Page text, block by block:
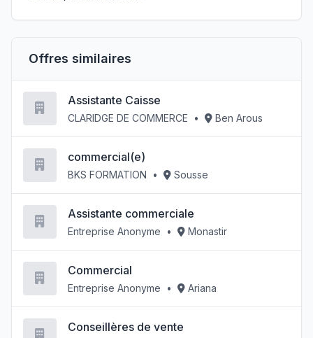
Offres similaires
Assistante Caisse
CLARIDGE DE COMMERCE • Ben Arous
commercial(e)
BKS FORMATION • Sousse
Assistante commerciale
Entreprise Anonyme • Monastir
Commercial
Entreprise Anonyme • Ariana
Conseillères de vente